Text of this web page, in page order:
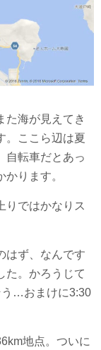
た海が見えてき
。ここら辺は夏
自転車だとあっ
ります。
りではかなりス
はず、なんです
た。かろうじて
う…おまけに3:30
地点。ついに